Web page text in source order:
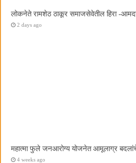
लोकनेते रामशेठ ठाकूर समाजसेवेतील हिरा -
2 days ago
महात्मा फुले जनआरोग्य योजनेत आमूलाग्र
4 weeks ago